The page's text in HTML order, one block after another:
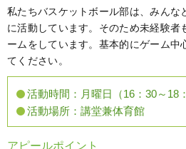
私たちバスケットボール部は、みんな
に活動しています。そのため未経験者
ームをしています。基本的にゲーム中
てください。
活動時間： 月曜日（16：30～18
活動場所： 講堂兼体育館
アピールポイント